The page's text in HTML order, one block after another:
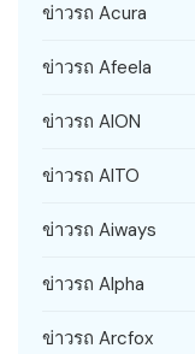
ข่าวรถ Acura
ข่าวรถ Afeela
ข่าวรถ AION
ข่าวรถ AITO
ข่าวรถ Aiways
ข่าวรถ Alpha
ข่าวรถ Arcfox